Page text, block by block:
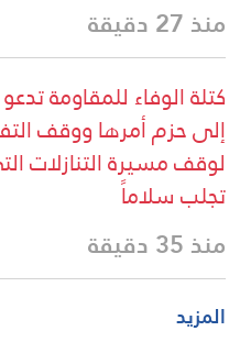
منذ 27 دقيقة
كتلة الوفاء للمقاومة
إلى حزم أمرها ووقف
لوقف مسيرة التنازلات
تجلب سلاماً
منذ 35 دقيقة
المزيد